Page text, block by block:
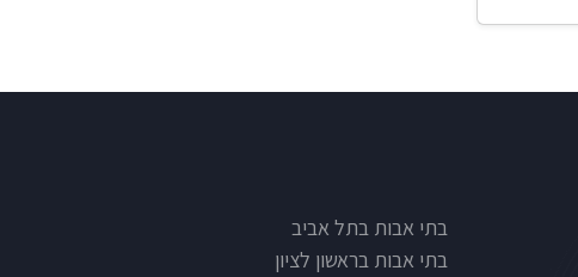
בתי אבות בתל אביב
בתי אבות בראשון לציון